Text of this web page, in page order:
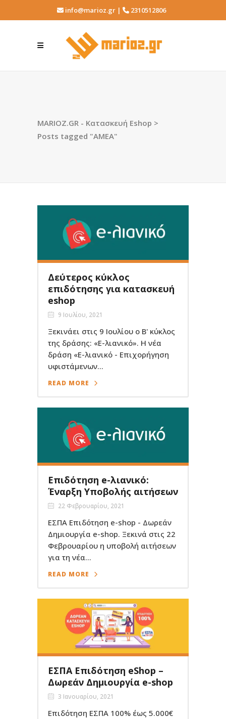
info@marioz.gr | 2310512806
MARIOZ.GR - Κατασκευή Eshop >
Posts tagged "ΑΜΕΑ"
Δεύτερος κύκλος
επιδότησης για κατασκευή
eshop
9 Ιουλίου, 2021
Ξεκινάει στις 9 Ιουλίου ο Β' κύκλος
της δράσης: «E-λιανικό». Η νέα
δράση «E-λιανικό - Επιχορήγηση
υφιστάμενων...
READ MORE
Επιδότηση e-λιανικό:
Έναρξη Υποβολής αιτήσεων
22 Φεβρουαρίου, 2021
ΕΣΠΑ Επιδότηση e-shop - Δωρεάν
Δημιουργία e-shop. Ξεκινά στις 22
Φεβρουαρίου η υποβολή αιτήσεων
για τη νέα...
READ MORE
ΕΣΠΑ Επιδότηση eShop –
Δωρεάν Δημιουργία e-shop
3 Ιανουαρίου, 2021
Επιδότηση ΕΣΠΑ 100% έως 5.000€